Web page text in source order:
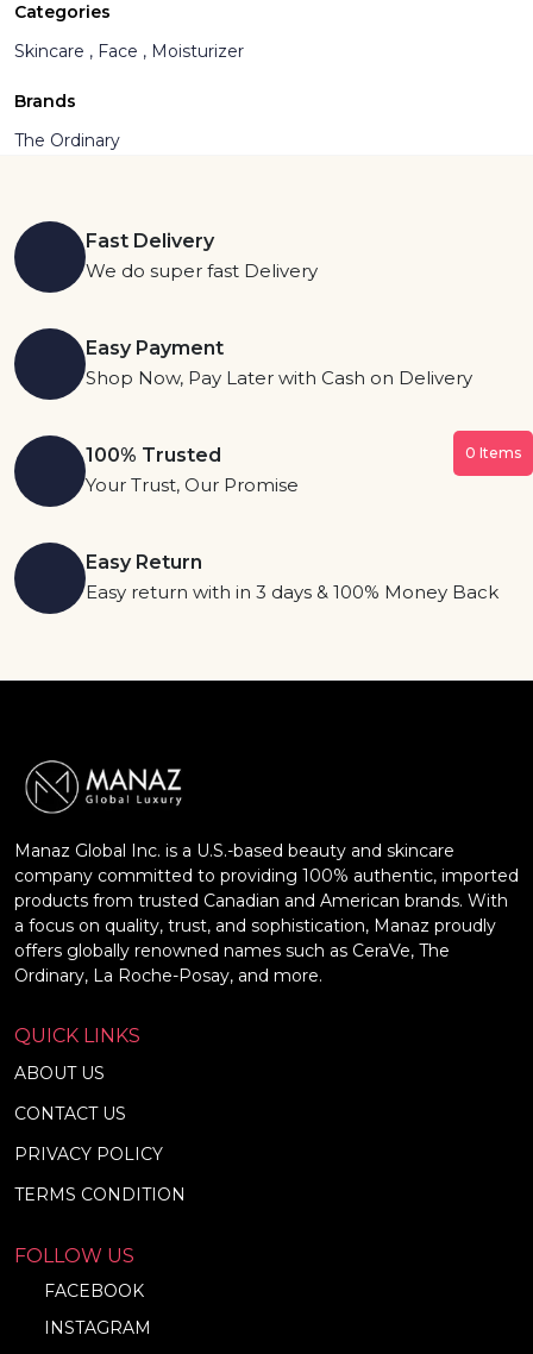
Categories
Skincare , Face , Moisturizer
Brands
The Ordinary
Fast Delivery
We do super fast Delivery
Easy Payment
Shop Now, Pay Later with Cash on Delivery
100% Trusted
Your Trust, Our Promise
Easy Return
Easy return with in 3 days & 100% Money Back
Manaz Global Inc. is a U.S.-based beauty and skincare
company committed to providing 100% authentic, imported
products from trusted Canadian and American brands. With
a focus on quality, trust, and sophistication, Manaz proudly
offers globally renowned names such as CeraVe, The
Ordinary, La Roche-Posay, and more.
QUICK LINKS
ABOUT US
CONTACT US
PRIVACY POLICY
TERMS CONDITION
FOLLOW US
FACEBOOK
INSTAGRAM
0 Items